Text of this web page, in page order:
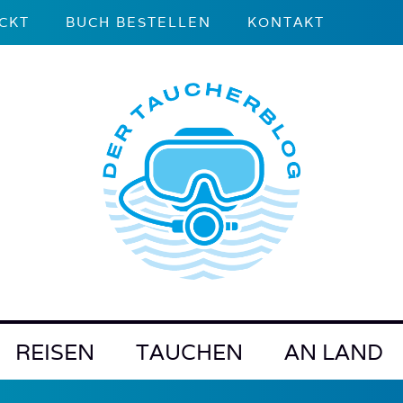
BUCH BESTELLEN KONTAKT
REISEN TAUCHEN AN LAND